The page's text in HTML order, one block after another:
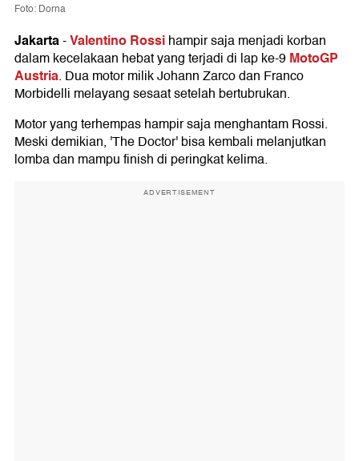
Foto: Dorna
Jakarta-Valentino Rossihampir saja menjadi korban
dalam kecelakaan hebat yang terjadi di lap ke-9MotoGP
Austria. Dua motor milik Johann Zarco dan Franco
Morbidelli melayang sesaat setelah bertubrukan.
Motor yang terhempas hampir saja menghantam Rossi.
Meski demikian, 'The Doctor' bisa kembali melanjutkan
lomba dan mampu finish di peringkat kelima.
ADVERTISEMENT